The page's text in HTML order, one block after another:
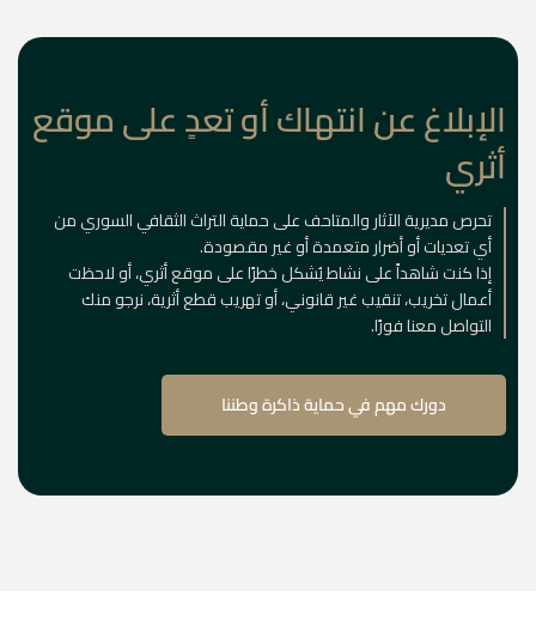
الإبلاغ عن انتهاك أو تعدٍ على موقع
أثري
تحرص مديرية الآثار والمتاحف على حماية التراث الثقافي السوري من
أي تعديات أو أضرار متعمدة أو غير مقصودة.
إذا كنت شاهداً على نشاط يُشكل خطرًا على موقع أثري، أو لاحظت
أعمال تخريب، تنقيب غير قانوني، أو تهريب قطع أثرية، نرجو منك
التواصل معنا فورًا.
دورك مهم في حماية ذاكرة وطننا